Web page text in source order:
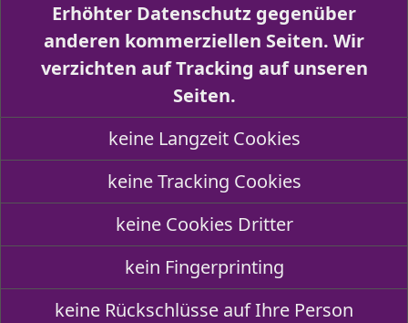
Erhöhter Datenschutz gegenüber
anderen kommerziellen Seiten. Wir
verzichten auf Tracking auf unseren
Seiten.
keine Langzeit Cookies
keine Tracking Cookies
keine Cookies Dritter
kein Fingerprinting
keine Rückschlüsse auf Ihre Person